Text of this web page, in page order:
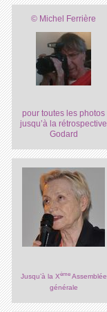
© Michel Ferrière
pour toutes les photos
jusqu’à la rétrospective
Godard
Jusqu’à la XèmeAssemblée
générale